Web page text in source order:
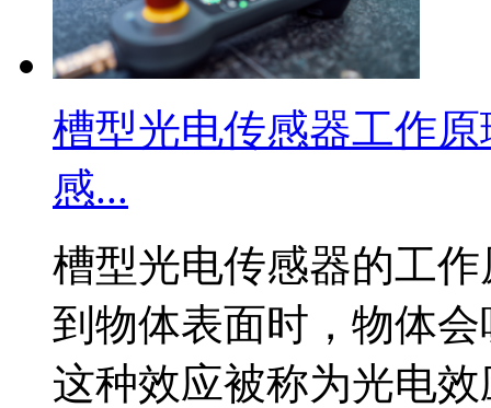
槽型光电传感器工作
感...
槽型光电传感器的工
到物体表面时，物体
这种效应被称为光电效